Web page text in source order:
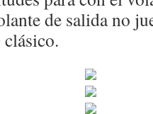
de salida no